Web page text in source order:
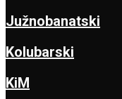
Južnobanatski
Kolubarski
KiM